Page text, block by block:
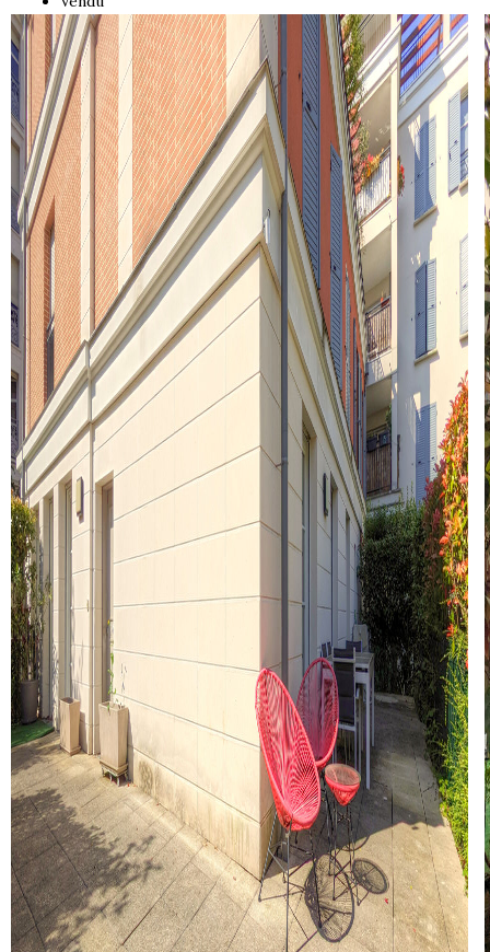
Historique
Nos Valeurs
Nous Rejoindre
Nos Actualités
CONTACT
EXTRANET
Extranet Syndic Et Gestion Locative
Extranet Vendeur/acquéreur
Extranet Syndic Estale